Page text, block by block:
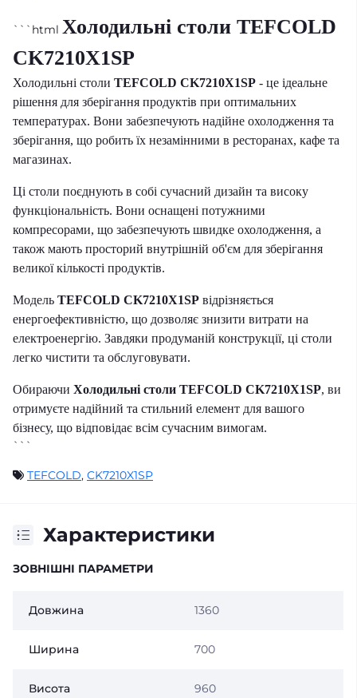
```html Холодильні столи TEFCOLD
CK7210X1SP
Холодильні столи TEFCOLD CK7210X1SP - це ідеальне
рішення для зберігання продуктів при оптимальних
температурах. Вони забезпечують надійне охолодження та
зберігання, що робить їх незамінними в ресторанах, кафе та
магазинах.
Ці столи поєднують в собі сучасний дизайн та високу
функціональність. Вони оснащені потужними
компресорами, що забезпечують швидке охолодження, а
також мають просторий внутрішній об'єм для зберігання
великої кількості продуктів.
Модель TEFCOLD CK7210X1SP відрізняється
енергоефективністю, що дозволяє знизити витрати на
електроенергію. Завдяки продуманій конструкції, ці столи
легко чистити та обслуговувати.
Обираючи Холодильні столи TEFCOLD CK7210X1SP, ви
отримуєте надійний та стильний елемент для вашого
бізнесу, що відповідає всім сучасним вимогам.
```
TEFCOLD, CK7210X1SP
Характеристики
ЗОВНІШНІ ПАРАМЕТРИ
Довжина 1360
Ширина 700
Висота 960